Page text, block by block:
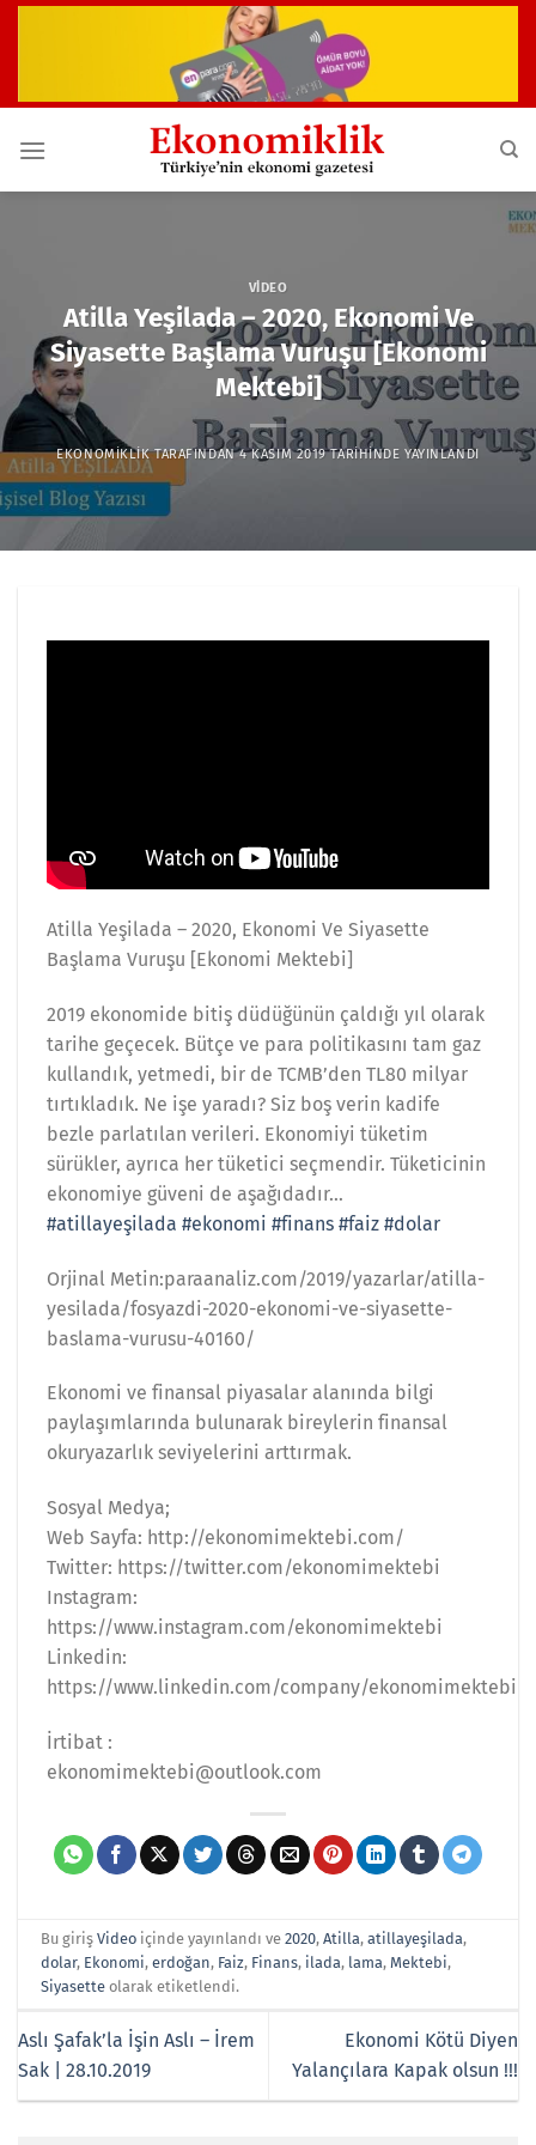
VIDEO
Atilla Yeşilada – 2020, Ekonomi Ve
Siyasette Başlama Vuruşu [Ekonomi
Mektebi]
EKONOMIKLIKTARAFINDAN 4 KASIM 2019TARIHINDE YAYINLANDI
Atilla Yeşilada – 2020, Ekonomi Ve Siyasette
Başlama Vuruşu [Ekonomi Mektebi]
2019 ekonomide bitiş düdüğünün çaldığı yıl olarak
tarihe geçecek. Bütçe ve para politikasını tam gaz
kullandık, yetmedi, bir de TCMB’den TL80 milyar
tırtıkladık. Ne işe yaradı? Siz boş verin kadife
bezle parlatılan verileri. Ekonomiyi tüketim
sürükler, ayrıca her tüketici seçmendir. Tüketicinin
ekonomiye güveni de aşağıdadır…
#atillayeşilada #ekonomi #finans #faiz #dolar
Orjinal Metin:paraanaliz.com/2019/yazarlar/atilla-
yesilada/fosyazdi-2020-ekonomi-ve-siyasette-
baslama-vurusu-40160/
Ekonomi ve finansal piyasalar alanında bilgi
paylaşımlarında bulunarak bireylerin finansal
okuryazarlık seviyelerini arttırmak.
Sosyal Medya;
Web Sayfa: http://ekonomimektebi.com/
Twitter: https://twitter.com/ekonomimektebi
Instagram:
https://www.instagram.com/ekonomimektebi
Linkedin:
https://www.linkedin.com/company/ekonomimektebi
İrtibat :
ekonomimektebi@outlook.com
Bu girişVideo içinde yayınlandı ve2020,Atilla,atillayeşilada,
dolar, Ekonomi,erdoğan, Faiz, Finans, ilada, lama,Mektebi,
Siyasette olarak etiketlendi.
Aslı Şafak’la İşin Aslı – İrem
Sak | 28.10.2019
Ekonomi Kötü Diyen
Yalançılara Kapak olsun !!!